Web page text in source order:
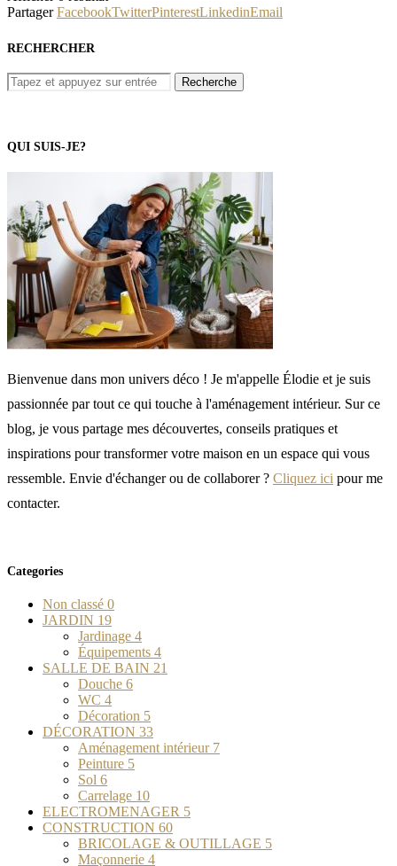
Partager FacebookTwitterPinterestLinkedinEmail
RECHERCHER
QUI SUIS-JE?
Bienvenue dans mon univers déco ! Je m'appelle Élodie et je suis
passionnée par tout ce qui touche à l'aménagement intérieur. Sur ce
blog, je vous partage mes découvertes, conseils pratiques et
inspirations pour transformer votre maison en un espace qui vous
ressemble. Envie d'échanger ou de collaborer ? Cliquez ici pour me
contacter.
Categories
Non classé 0
JARDIN 19
Jardinage 4
Équipements 4
SALLE DE BAIN 21
Douche 6
WC 4
Décoration 5
DÉCORATION 33
Aménagement intérieur 7
Peinture 5
Sol 6
Carrelage 10
ELECTROMENAGER 5
CONSTRUCTION 60
BRICOLAGE & OUTILLAGE 5
Maçonnerie 4